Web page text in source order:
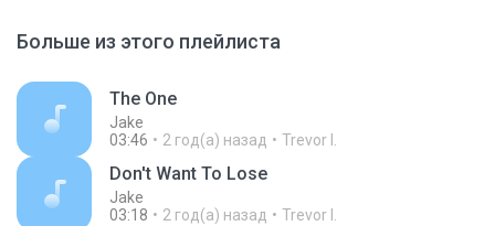
Больше из этого плейлиста
The One
Jake
03:46
2 год(а) назад Trevor I.
Don't Want To Lose
Jake
03:18
2 год(а) назад Trevor I.